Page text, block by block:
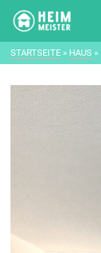
STARTSEITE » HAUS »